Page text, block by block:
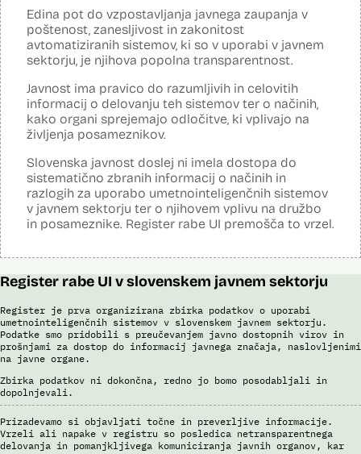
E-vinjeta je sistem plačevanja cestnine za vožnjo po slovenskih
avtocestah z uporabo e-naslova in registrske številke vozila in
nadzora. Za izvajanje cestninskega nadzora upravljavec cest preko
kamer na avtocestnem omrežju, na kontrolnih točkah in z vozili
cestninskega nadzora preverja, ali so potniki kupili e-vinjeto. Sistem
registracije vozila, barve, znamke, modele in modelna leta, cestninski
razred in vrste vozil. Prepoznava poteka s pomočjo
umetnointeligenčnih sistemov optične prepoznave na podlagi
nevronskih mrež.
Dosje javnega naročila
Odgovor na zahtevek za informacije javnega značaja
Pogodba za izdelavo sistema E-vinjeta
Ocena učinka na osebne podatke
Potek procesa nadzora E-vinjet
Edina pot do vzpostavljanja javnega zaupanja v
poštenost, zanesljivost in zakonitost
avtomatiziranih sistemov, ki so v uporabi v javnem
sektorju, je njihova popolna transparentnost.
Javnost ima pravico do razumljivih in celovitih
informacij o delovanju teh sistemov ter o načinih,
kako organi sprejemajo odločitve, ki vplivajo na
življenja posameznikov.
Slovenska javnost doslej ni imela dostopa do
sistematično zbranih informacij o načinih in
razlogih za uporabo umetnointeligenčnih sistemov
v javnem sektorju ter o njihovem vplivu na družbo
in posameznike. Register rabe UI premošča to vrzel.
Register rabe UI v slovenskem javnem sektorju
Register je prva organizirana zbirka podatkov o uporabi
umetnointeligenčnih sistemov v slovenskem javnem sektorju.
Podatke smo pridobili s preučevanjem javno dostopnih virov in
prošnjami za dostop do informacij javnega značaja, naslovljenimi
na javne organe.
Zbirka podatkov ni dokončna, redno jo bomo posodabljali in
dopolnjevali.
Prizadevamo si objavljati točne in preverljive informacije.
Vrzeli ali napake v registru so posledica netransparentnega
delovanja in pomanjkljivega komuniciranja javnih organov, kar